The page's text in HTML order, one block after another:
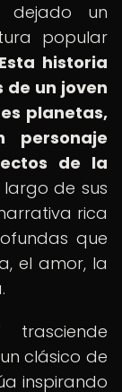
dejado un
popular
Esta historia
un joven
planetas,
de la
de sus
rica
que
el amor, la
clásico de
inspirando